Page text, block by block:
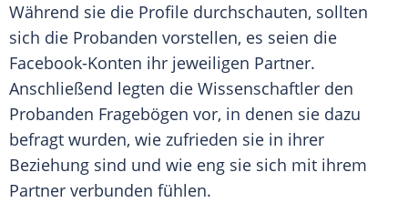
Während sie die Profile durchschauten, sollten
sich die Probanden vorstellen, es seien die
Facebook-Konten ihr jeweiligen Partner.
Anschließend legten die Wissenschaftler den
Probanden Fragebögen vor, in denen sie dazu
befragt wurden, wie zufrieden sie in ihrer
Beziehung sind und wie eng sie sich mit ihrem
Partner verbunden fühlen.